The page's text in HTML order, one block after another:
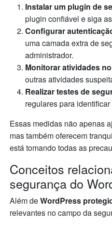
Instalar um plugin de
plugin confiável e siga
Configurar
uma camada extra de
administrador.
Monitorar atividades
outras atividades
Realizar testes de
regulares para
Essas medidas não apenas
mas também oferecem
está tomando todas as
Conceitos
segurança do
Além deWordPress
relevantes no campo da